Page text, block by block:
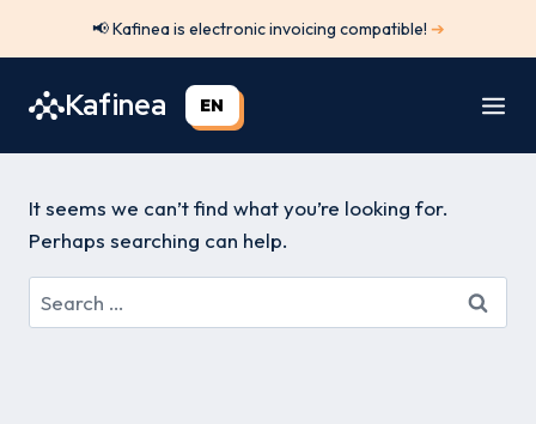
📢 Kafinea is electronic invoicing compatible! ➔
Kafinea EN
It seems we can’t find what you’re looking for.
Perhaps searching can help.
Search
for: